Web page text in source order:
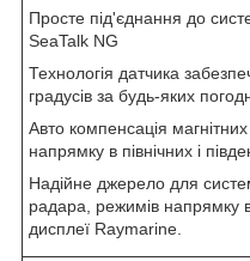
Просте під'єднання до
SeaTalk NG
Технологія датчика
градусів за будь-яких
Авто компенсація магнітних
напрямку в північних і
Надійне джерело для
радара, режимів напрямку
дисплеї Raymarine.